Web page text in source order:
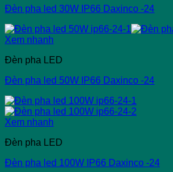
Đèn pha led 30W IP66 Daxinco -24
Xem nhanh
Đèn pha LED
Đèn pha led 50W IP66 Daxinco -24
Xem nhanh
Đèn pha LED
Đèn pha led 100W IP66 Daxinco -24